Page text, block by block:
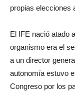
propias elecciones
El IFE nació atado
organismo era el
a un director
autonomía estuvo
Congreso por los